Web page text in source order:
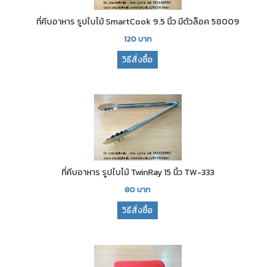
ที่คีบอาหาร รูปใบไม้ SmartCook 9.5 นิ้ว มีตัวล็อค 58009
120บาท
วิธีสั่งซื้อ
ที่คีบอาหาร รูปใบไม้ TwinRay 15 นิ้ว TW-333
80บาท
วิธีสั่งซื้อ